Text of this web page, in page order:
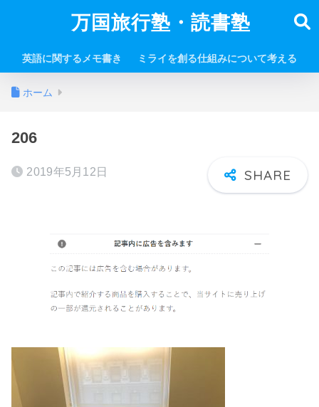
万国旅行塾・読書塾
英語に関するメモ書き ミライを創る仕組みについて考える
ホーム
206
2019年5月12日